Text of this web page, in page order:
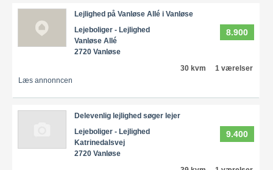
Lejlighed på Vanløse Allé i Vanløse
8.900
Lejeboliger - Lejlighed
Vanløse Allé
2720 Vanløse
30 kvm
1 værelser
Læs annonncen
Delevenlig lejlighed søger lejer
9.400
Lejeboliger - Lejlighed
Katrinedalsvej
2720 Vanløse